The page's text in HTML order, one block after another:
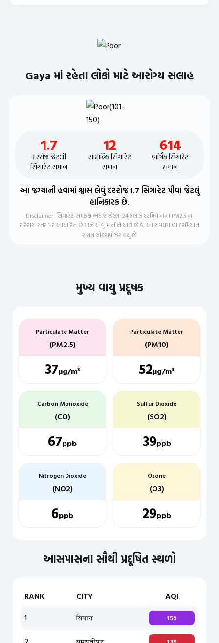
Gaya માં રહેતા લોકો માટે આરોગ્ય સલાહ
1.7
દરરોજ જેટલી
સિગારેટ સમાન
12
સાપ્તાહિક સિગારેટ
સમાન
614
વાર્ષિક સિગારેટ
સમાન
આ જગ્યાની હવામાં શ્વાસ લેવું દરરોજ 1.7 સિગારેટ પીવા જેટલું
હાનિકારક છે.
Disclaimer: સિગારેટ-સમકક્ષ અંદાજ છેલ્લા 24 કલાક દરમિયાનના PM2.5 ના
સરેરાશ સ્તર પર આધારિત છે અને એવું માનીને ચાલે છે કે, આ સમયગાળા દરમિયાન
સતત એક્સપોઝર થયું છે.
મુખ્ય વાયુ પ્રદૂષક
Particulate Matter
(PM2.5)
37µg/m³
Particulate Matter
(PM10)
52µg/m³
Carbon Monoxide
(CO)
67ppb
Sulfur Dioxide
(SO2)
39ppb
Nitrogen Dioxide
(NO2)
6ppb
Ozone
(O3)
29ppb
આસપાસના સૌથી પ્રદૂષિત સ્થળો
RANK CITY AQI
1 सिवान 159